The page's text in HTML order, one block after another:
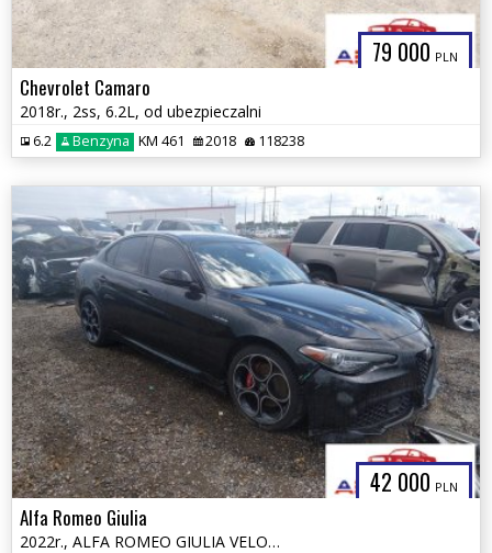
79 000 PLN
Chevrolet Camaro
2018r., 2ss, 6.2L, od ubezpieczalni
6.2 Benzyna KM 461 2018 118238
42 000 PLN
Alfa Romeo Giulia
2022r., ALFA ROMEO GIULIA VELOCE TI RWD, 2L, od ubezpieczalni